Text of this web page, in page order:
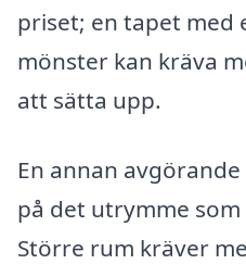
priset; en tapet med
mönster kan kräva
att sätta upp.
En annan
på det utrymme
Större rum kräver